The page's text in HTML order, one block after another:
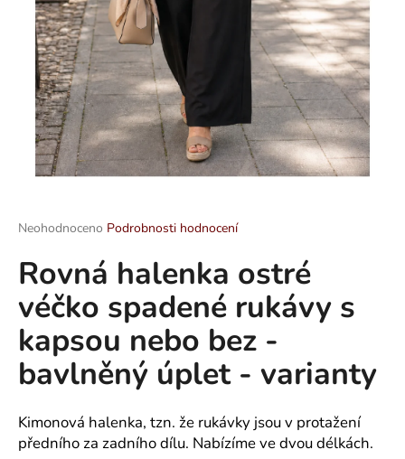
Průměrné
produktu
je
z
5
hvězdiček.
Neohodnoceno Podrobnosti hodnocení
Rovná halenka ostré
véčko spadené rukávy s
kapsou nebo bez -
bavlněný úplet - varianty
Kimonová halenka, tzn. že rukávky jsou v protažení
předního za zadního dílu. Nabízíme ve dvou délkách.
D
o
p
o
r
u
u
j